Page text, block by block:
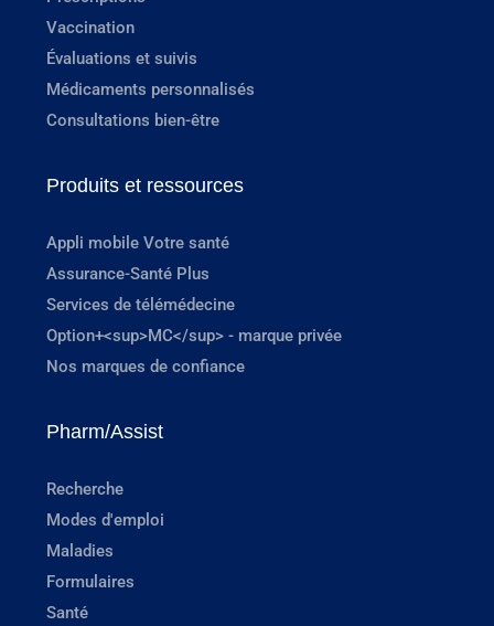
Vaccination
Évaluations et suivis
Médicaments personnalisés
Consultations bien-être
Produits et ressources
Appli mobile Votre santé
Assurance-Santé Plus
Services de télémédecine
Option+<sup>MC</sup> - marque privée
Nos marques de confiance
Pharm/Assist
Recherche
Modes d'emploi
Maladies
Formulaires
Santé